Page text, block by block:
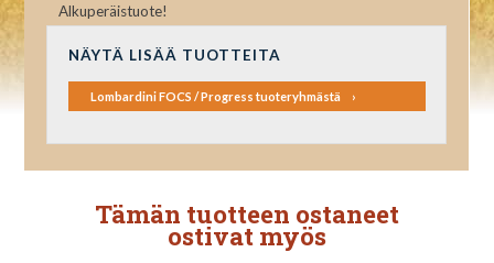
Alkuperäistuote!
NÄYTÄ LISÄÄ TUOTTEITA
Lombardini FOCS / Progress tuoteryhmästä
Tämän tuotteen ostaneet
ostivat myös